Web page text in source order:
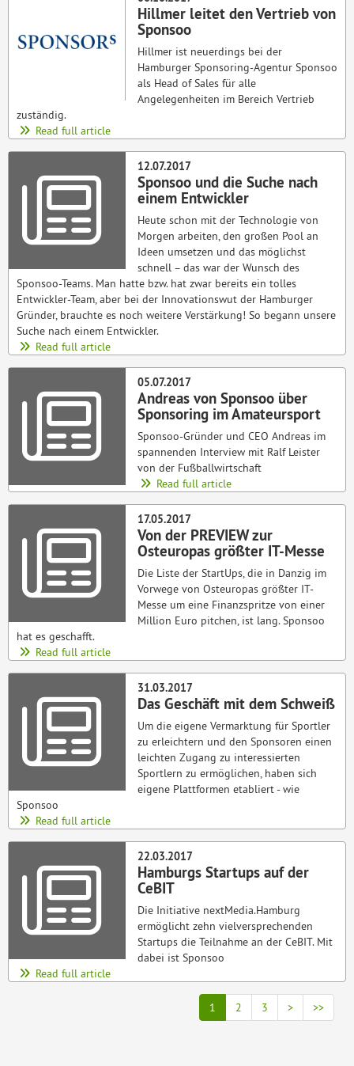
Hillmer leitet den Vertrieb von
Sponsoo
Hillmer ist neuerdings bei der
Hamburger Sponsoring-Agentur Sponsoo
als Head of Sales für alle
Angelegenheiten im Bereich Vertrieb
zuständig.
Read full article
12.07.2017
Sponsoo und die Suche nach
einem Entwickler
Heute schon mit der Technologie von
Morgen arbeiten, den großen Pool an
Ideen umsetzen und das möglichst
schnell – das war der Wunsch des
Sponsoo-Teams. Man hatte bzw. hat zwar bereits ein tolles
Entwickler-Team, aber bei der Innovationswut der Hamburger
Gründer, brauchte es noch weitere Verstärkung! So begann unsere
Suche nach einem Entwickler.
Read full article
05.07.2017
Andreas von Sponsoo über
Sponsoring im Amateursport
Sponsoo-Gründer und CEO Andreas im
spannenden Interview mit Ralf Leister
von der Fußballwirtschaft
Read full article
17.05.2017
Von der PREVIEW zur
Osteuropas größter IT-Messe
Die Liste der StartUps, die in Danzig im
Vorwege von Osteuropas größter IT-
Messe um eine Finanzspritze von einer
Million Euro pitchen, ist lang. Sponsoo
hat es geschafft.
Read full article
31.03.2017
Das Geschäft mit dem Schweiß
Um die eigene Vermarktung für Sportler
zu erleichtern und den Sponsoren einen
leichten Zugang zu interessierten
Sportlern zu ermöglichen, haben sich
eigene Plattformen etabliert - wie
Sponsoo
Read full article
22.03.2017
Hamburgs Startups auf der
CeBIT
Die Initiative nextMedia.Hamburg
ermöglicht zehn vielversprechenden
Startups die Teilnahme an der CeBIT. Mit
dabei ist Sponsoo
Read full article
1 2 3 > >>